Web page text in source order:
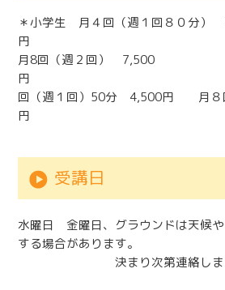
＊小学生 月４回（週１回８０分）
円 ＊小
月8回（週２回） 7,500
円 ＊幼
回（週１回）50分 4,500円 月８
円
受講日
水曜日 金曜日、グラウンドは天候
する場合があります。
決まり次第連絡します